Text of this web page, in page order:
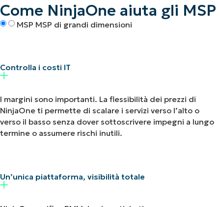
Come NinjaOne aiuta gli MSP
MSP MSP di grandi dimensioni
Controlla i costi IT
I margini sono importanti. La flessibilità dei prezzi di
NinjaOne ti permette di scalare i servizi verso l’alto o
verso il basso senza dover sottoscrivere impegni a lungo
termine o assumere rischi inutili.
Un’unica piattaforma, visibilità totale